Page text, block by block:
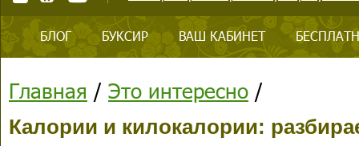
БЛОГ БУКСИР ВАШ КАБИНЕТ
Главная / Это интересно /
Калории и килокалории: